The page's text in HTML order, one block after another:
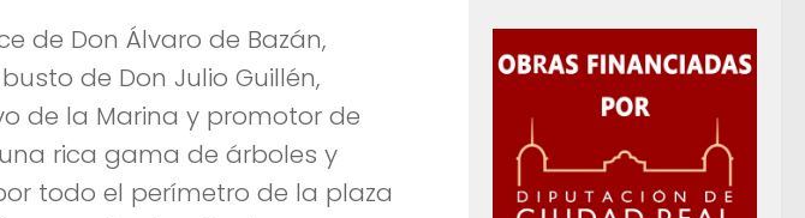
de Don Álvaro de Bazán,
de Don Julio Guillén,
de la Marina y promotor de
rica gama de árboles y
todo el perímetro de la plaza